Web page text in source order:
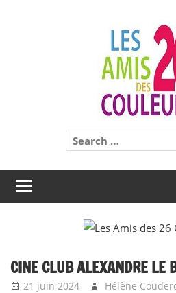
à
partager
CINE CLUB ALEXANDRE LE
21 juin 2024 Hélène